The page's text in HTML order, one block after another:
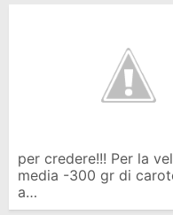
per credere!!! Per la
media -300 gr di
a…